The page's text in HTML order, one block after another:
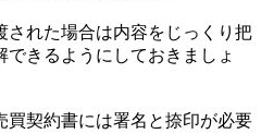
された場合は内容をじっくり把
きるようにしておきましょ
買契約書には署名と捺印が必要